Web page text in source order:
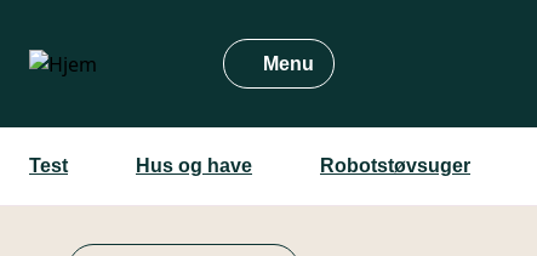
hovedindhold
Menu
Test Hus og have Robotstøvsuger